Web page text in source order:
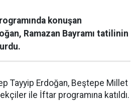
konuşan
Ramazan Bayramı tatilinin
Tayyip Erdoğan, Beştepe Millet
ile İftar programına katıldı.